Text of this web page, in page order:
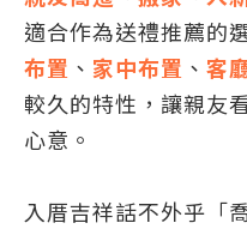
適合作為送禮推薦的
布置 、 家中布置 、 客
較久的特性，讓親友
心意。
入厝吉祥話不外乎「